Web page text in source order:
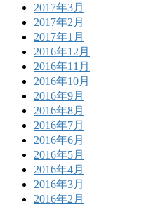
2017年3月
2017年2月
2017年1月
2016年12月
2016年11月
2016年10月
2016年9月
2016年8月
2016年7月
2016年6月
2016年5月
2016年4月
2016年3月
2016年2月